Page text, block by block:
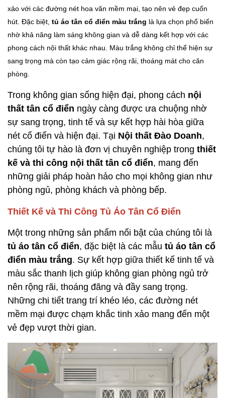
xảo với các đường nét hoa văn mềm mại, tạo nên vẻ đẹp cuốn
hút. Đặc biệt, tủ áo tân cổ điển màu trắng là lựa chọn phổ biến
nhờ khả năng làm sáng không gian và dễ dàng kết hợp với các
phong cách nội thất khác nhau. Màu trắng không chỉ thể hiện sự
sang trọng mà còn tạo cảm giác rộng rãi, thoáng mát cho căn
phòng.
Trong không gian sống hiện đại, phong cách nội
thất tân cổ điển ngày càng được ưa chuộng nhờ
sự sang trọng, tinh tế và sự kết hợp hài hòa giữa
nét cổ điển và hiện đại. Tại Nội thất Đào Doanh,
chúng tôi tự hào là đơn vị chuyên nghiệp trong thiết
kế và thi công nội thất tân cổ điển, mang đến
những giải pháp hoàn hảo cho mọi không gian như
phòng ngủ, phòng khách và phòng bếp.
Thiết Kế và Thi Công Tủ Áo Tân Cổ Điển
Một trong những sản phẩm nổi bật của chúng tôi là
tủ áo tân cổ điển, đặc biệt là các mẫu tủ áo tân cổ
điển màu trắng. Sự kết hợp giữa thiết kế tinh tế và
màu sắc thanh lịch giúp không gian phòng ngủ trở
nên rộng rãi, thoáng đãng và đầy sang trọng.
Những chi tiết trang trí khéo léo, các đường nét
mềm mại được chạm khắc tinh xảo mang đến một
vẻ đẹp vượt thời gian.